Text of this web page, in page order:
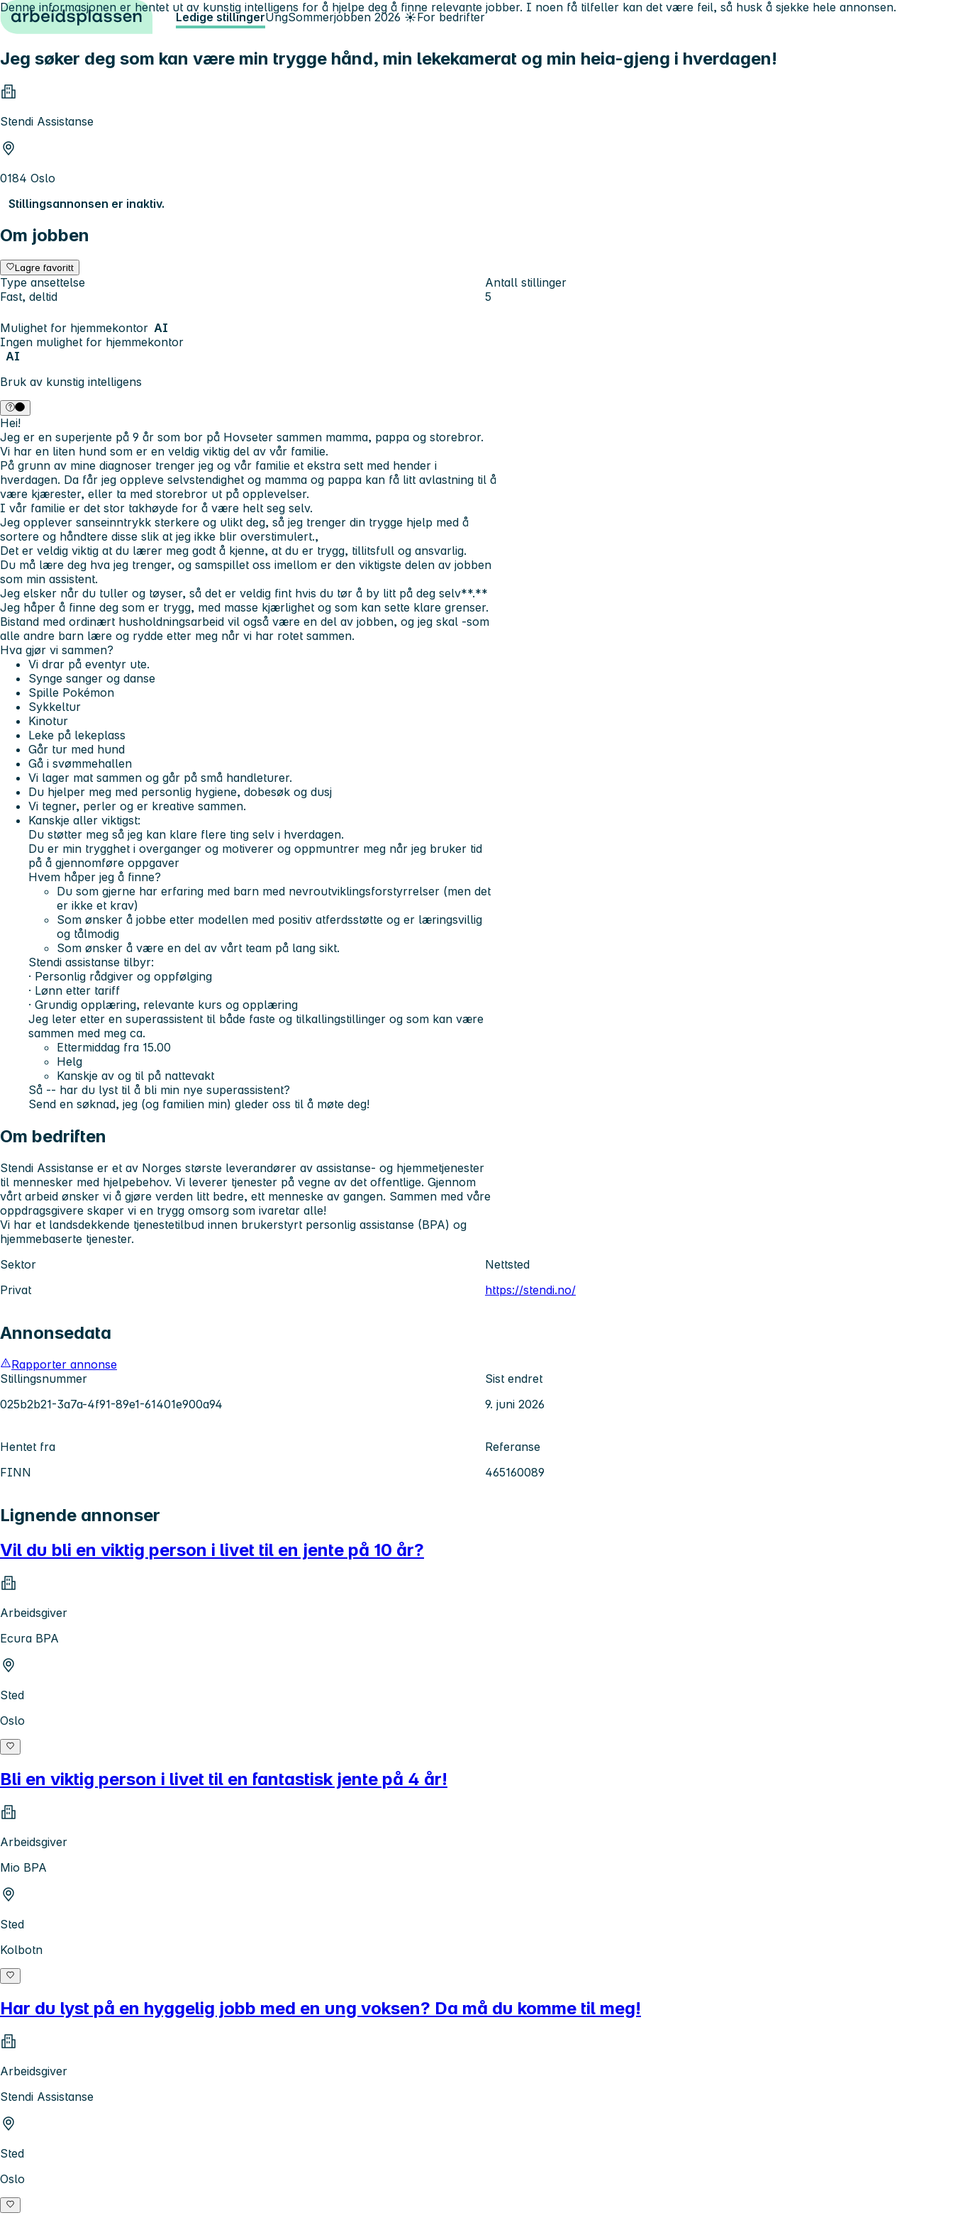
Hopp til innhold Ledige stillingerUngSommerjobben 2026 ☀️For bedrifter
Jeg søker deg som kan være min trygge hånd, min lekekamerat og min heia-gjeng i hverdagen!
Stendi Assistanse
0184 Oslo
Stillingsannonsen er inaktiv.
Om jobben
Lagre favoritt
Type ansettelse
Fast, deltid
Antall stillinger
5
Mulighet for hjemmekontor AI
Ingen mulighet for hjemmekontor
AI
Bruk av kunstig intelligens
Denne informasjonen er hentet ut av kunstig intelligens for å hjelpe deg å finne relevante jobber. I noen få tilfeller kan det være feil, så husk å sjekke hele annonsen.
Hei!
Jeg er en superjente på 9 år som bor på Hovseter sammen mamma, pappa og storebror.
Vi har en liten hund som er en veldig viktig del av vår familie.
På grunn av mine diagnoser trenger jeg og vår familie et ekstra sett med hender i
hverdagen. Da får jeg oppleve selvstendighet og mamma og pappa kan få litt avlastning til å
være kjærester, eller ta med storebror ut på opplevelser.
I vår familie er det stor takhøyde for å være helt seg selv.
Jeg opplever sanseinntrykk sterkere og ulikt deg, så jeg trenger din trygge hjelp med å
sortere og håndtere disse slik at jeg ikke blir overstimulert.,
Det er veldig viktig at du lærer meg godt å kjenne, at du er trygg, tillitsfull og ansvarlig.
Du må lære deg hva jeg trenger, og samspillet oss imellom er den viktigste delen av jobben
som min assistent.
Jeg elsker når du tuller og tøyser, så det er veldig fint hvis du tør å by litt på deg selv**.**
Jeg håper å finne deg som er trygg, med masse kjærlighet og som kan sette klare grenser.
Bistand med ordinært husholdningsarbeid vil også være en del av jobben, og jeg skal -som
alle andre barn lære og rydde etter meg når vi har rotet sammen.
Hva gjør vi sammen?
Vi drar på eventyr ute.
Synge sanger og danse
Spille Pokémon
Sykkeltur
Kinotur
Leke på lekeplass
Går tur med hund
Gå i svømmehallen
Vi lager mat sammen og går på små handleturer.
Du hjelper meg med personlig hygiene, dobesøk og dusj
Vi tegner, perler og er kreative sammen.
Kanskje aller viktigst:
Du støtter meg så jeg kan klare flere ting selv i hverdagen.
Du er min trygghet i overganger og motiverer og oppmuntrer meg når jeg bruker tid
på å gjennomføre oppgaver
Hvem håper jeg å finne?
Du som gjerne har erfaring med barn med nevroutviklingsforstyrrelser (men det
er ikke et krav)
Som ønsker å jobbe etter modellen med positiv atferdsstøtte og er læringsvillig
og tålmodig
Som ønsker å være en del av vårt team på lang sikt.
Stendi assistanse tilbyr:
· Personlig rådgiver og oppfølging
· Lønn etter tariff
· Grundig opplæring, relevante kurs og opplæring
Jeg leter etter en superassistent til både faste og tilkallingstillinger og som kan være
sammen med meg ca.
Ettermiddag fra 15.00
Helg
Kanskje av og til på nattevakt
Så -- har du lyst til å bli min nye superassistent?
Send en søknad, jeg (og familien min) gleder oss til å møte deg!
Om bedriften
Stendi Assistanse er et av Norges største leverandører av assistanse- og hjemmetjenester
til mennesker med hjelpebehov. Vi leverer tjenester på vegne av det offentlige. Gjennom
vårt arbeid ønsker vi å gjøre verden litt bedre, ett menneske av gangen. Sammen med våre
oppdragsgivere skaper vi en trygg omsorg som ivaretar alle!
Vi har et landsdekkende tjenestetilbud innen brukerstyrt personlig assistanse (BPA) og
hjemmebaserte tjenester.
Sektor
Privat
Nettsted
https://stendi.no/
Annonsedata
Rapporter annonse
Stillingsnummer
025b2b21-3a7a-4f91-89e1-61401e900a94
Sist endret
9. juni 2026
Hentet fra
FINN
Referanse
465160089
Lignende annonser
Vil du bli en viktig person i livet til en jente på 10 år?
Arbeidsgiver
Ecura BPA
Sted
Oslo
Bli en viktig person i livet til en fantastisk jente på 4 år!
Arbeidsgiver
Mio BPA
Sted
Kolbotn
Har du lyst på en hyggelig jobb med en ung voksen? Da må du komme til meg!
Arbeidsgiver
Stendi Assistanse
Sted
Oslo